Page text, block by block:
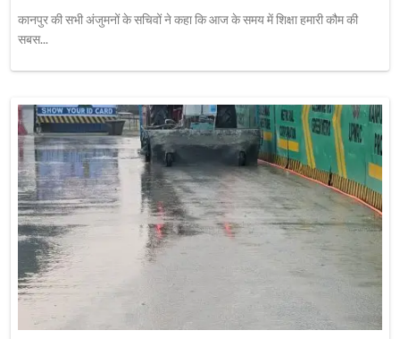
कानपुर की सभी अंजुमनों के सचिवों ने कहा कि आज के समय में शिक्षा हमारी कौम की
सबस...